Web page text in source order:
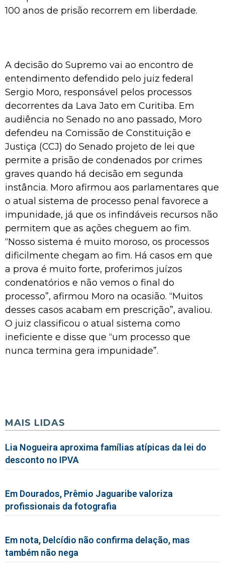
100 anos de prisão recorrem em liberdade.
A decisão do Supremo vai ao encontro de
entendimento defendido pelo juiz federal
Sergio Moro, responsável pelos processos
decorrentes da Lava Jato em Curitiba. Em
audiência no Senado no ano passado, Moro
defendeu na Comissão de Constituição e
Justiça (CCJ) do Senado projeto de lei que
permite a prisão de condenados por crimes
graves quando há decisão em segunda
instância. Moro afirmou aos parlamentares que
o atual sistema de processo penal favorece a
impunidade, já que os infindáveis recursos não
permitem que as ações cheguem ao fim.
“Nosso sistema é muito moroso, os processos
dificilmente chegam ao fim. Há casos em que
a prova é muito forte, proferimos juízos
condenatórios e não vemos o final do
processo”, afirmou Moro na ocasião. “Muitos
desses casos acabam em prescrição”, avaliou.
O juiz classificou o atual sistema como
ineficiente e disse que “um processo que
nunca termina gera impunidade”.
MAIS LIDAS
Lia Nogueira aproxima famílias atípicas da lei do
desconto no IPVA
Em Dourados, Prêmio Jaguaribe valoriza
profissionais da fotografia
Em nota, Delcídio não confirma delação, mas
também não nega